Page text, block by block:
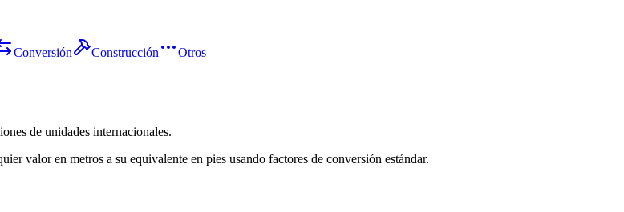
Conversión Construcción Otros
de unidades internacionales.
valor en metros a su equivalente en pies usando factores de conversión estándar.